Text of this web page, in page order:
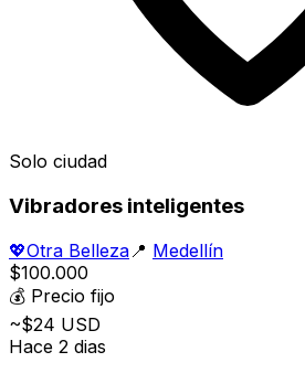
Solo ciudad
Vibradores inteligentes
💖Otra Belleza 📍 Medellín
$100.000
💰 Precio fijo
~$24 USD
Hace 2 dias